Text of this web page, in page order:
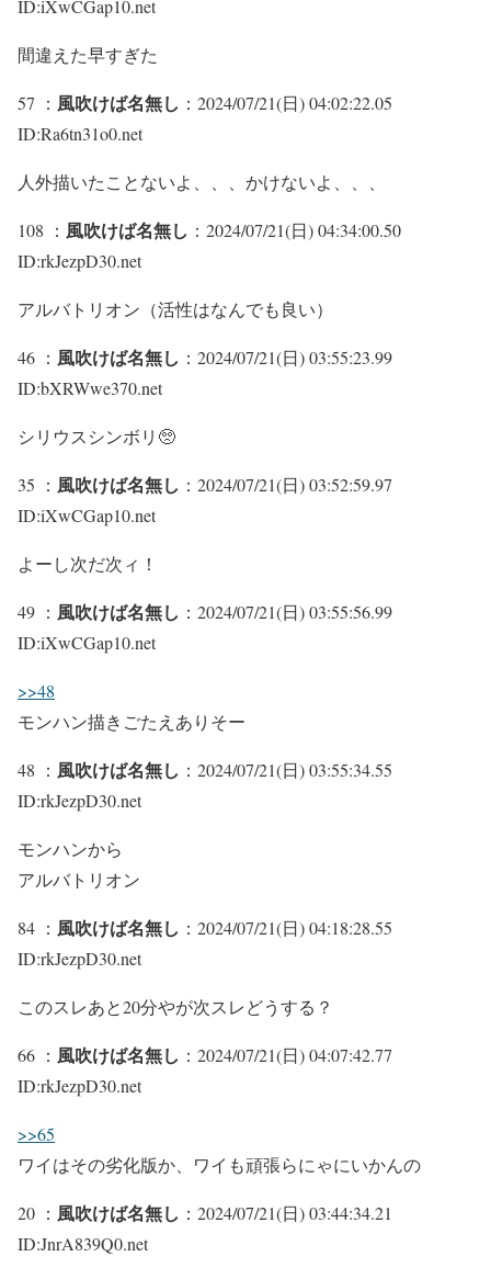
ID:iXwCGap10.net
間違えた早すぎた
57 ： 風吹けば名無し ：2024/07/21(日) 04:02:22.05
ID:Ra6tn31o0.net
人外描いたことないよ、、、かけないよ、、、
108 ： 風吹けば名無し ：2024/07/21(日) 04:34:00.50
ID:rkJezpD30.net
アルバトリオン（活性はなんでも良い）
46 ： 風吹けば名無し ：2024/07/21(日) 03:55:23.99
ID:bXRWwe370.net
シリウスシンボリ🥺
35 ： 風吹けば名無し ：2024/07/21(日) 03:52:59.97
ID:iXwCGap10.net
よーし次だ次ィ！
49 ： 風吹けば名無し ：2024/07/21(日) 03:55:56.99
ID:iXwCGap10.net
>>48
モンハン描きごたえありそー
48 ： 風吹けば名無し ：2024/07/21(日) 03:55:34.55
ID:rkJezpD30.net
モンハンから
アルバトリオン
84 ： 風吹けば名無し ：2024/07/21(日) 04:18:28.55
ID:rkJezpD30.net
このスレあと20分やが次スレどうする？
66 ： 風吹けば名無し ：2024/07/21(日) 04:07:42.77
ID:rkJezpD30.net
>>65
ワイはその劣化版か、ワイも頑張らにゃにいかんの
20 ： 風吹けば名無し ：2024/07/21(日) 03:44:34.21
ID:JnrA839Q0.net